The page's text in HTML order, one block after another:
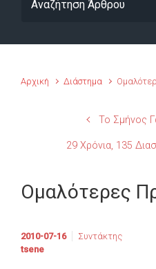
Αρχική Διάστημα
Το Σμήνος
29 Χρόνια, 135
Ομαλότερες
2010-07-16
Συντάκτης
tsene